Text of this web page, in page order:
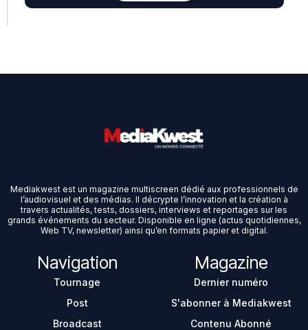
Mediakwest est un magazine multiscreen dédié aux professionnels de
l’audiovisuel et des médias. Il décrypte l’innovation et la création à
travers actualités, tests, dossiers, interviews et reportages sur les
grands événements du secteur. Disponible en ligne (actus quotidiennes,
Web TV, newsletter) ainsi qu’en formats papier et digital.
Navigation
Tournage
Post
Broadcast
Magazine
Dernier numéro
S'abonner à Mediakwest
Contenu Abonné